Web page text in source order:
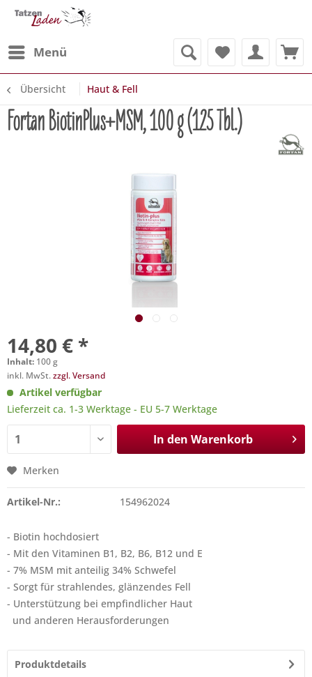
Menü
Übersicht Haut & Fell
Fortan BiotinPlus+MSM, 100 g (125 Tbl.)
14,80 € *
Inhalt: 100 g
inkl. MwSt.zzgl. Versand
Artikel verfügbar
Lieferzeit ca. 1-3 Werktage - EU 5-7 Werktage
In den Warenkorb
Merken
Artikel-Nr.: 154962024
- Biotin hochdosiert
- Mit den Vitaminen B1, B2, B6, B12 und E
- 7% MSM mit anteilig 34% Schwefel
- Sorgt für strahlendes, glänzendes Fell
- Unterstützung bei empfindlicher Haut
und anderen Herausforderungen
Produktdetails